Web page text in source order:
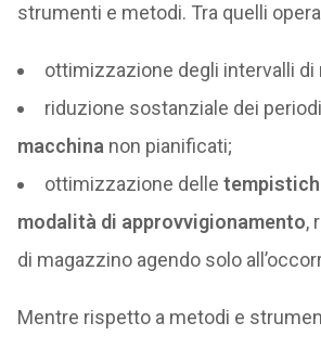
strumenti e metodi. Tra quelli
ottimizzazione degli intervalli di
riduzione sostanziale dei
macchina non pianificati;
ottimizzazione delle
modalità di approvvigionamento,
di magazzino agendo solo
Mentre rispetto a metodi e